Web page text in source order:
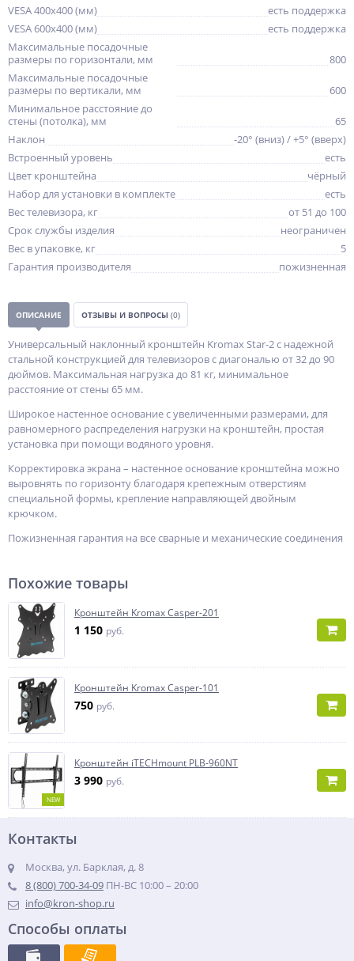
VESA 400x400 (мм)
есть поддержка
VESA 600x400 (мм)
есть поддержка
Максимальные посадочные
размеры по горизонтали, мм
800
Максимальные посадочные
размеры по вертикали, мм
600
Минимальное расстояние до
стены (потолка), мм
65
Наклон
-20° (вниз) / +5° (вверх)
Встроенный уровень
есть
Цвет кронштейна
чёрный
Набор для установки в комплекте
есть
Вес телевизора, кг
от 51 до 100
Срок службы изделия
неограничен
Вес в упаковке, кг
5
Гарантия производителя
пожизненная
ОПИСАНИЕ ОТЗЫВЫ И ВОПРОСЫ (0)
Универсальный наклонный кронштейн Kromax Star-2 с надежной
стальной конструкцией для телевизоров с диагональю от 32 до 90
дюймов. Максимальная нагрузка до 81 кг, минимальное
расстояние от стены 65 мм.
Широкое настенное основание с увеличенными размерами, для
равномерного распределения нагрузки на кронштейн, простая
установка при помощи водяного уровня.
Корректировка экрана – настенное основание кронштейна можно
выровнять по горизонту благодаря крепежным отверстиям
специальной формы, крепление направляющей двойным
крючком.
Пожизненная гарантия на все сварные и механические соединения
Похожие товары
Кронштейн Kromax Casper-201
1 150 руб.
Кронштейн Kromax Casper-101
750 руб.
NEW
Кронштейн iTECHmount PLB-960NT
3 990 руб.
Контакты
Москва, ул. Барклая, д. 8
8 (800) 700-34-09 ПН-ВС 10:00 – 20:00
info@kron-shop.ru
Способы оплаты